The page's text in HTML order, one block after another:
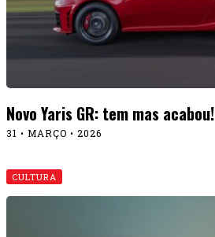
Novo Yaris GR: tem mas acabou!
31 • MARÇO • 2026
CULTURA